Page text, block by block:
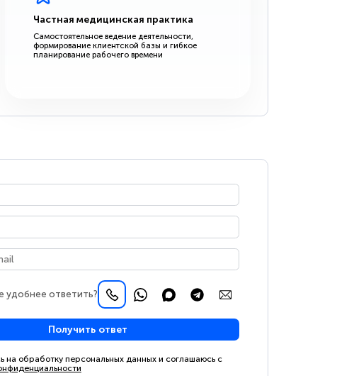
Частная медицинская практика
Самостоятельное ведение деятельности,
формирование клиентской базы и гибкое
планирование рабочего времени
удобнее ответить?
Получить ответ
на обработку персональных данных и соглашаюсь с